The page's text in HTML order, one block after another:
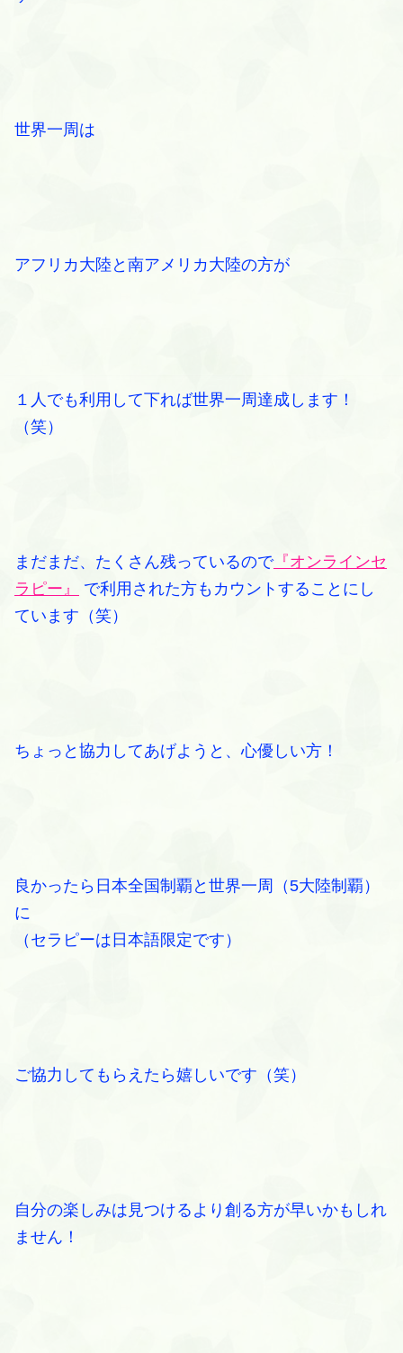
世界一周は
アフリカ大陸と南アメリカ大陸の方が
１人でも利用して下れば世界一周達成します！
（笑）
まだまだ、たくさん残っているので『オンラインセ
ラピー』
で利用された方もカウントすることにし
ています（笑）
ちょっと協力してあげようと、心優しい方！
良かったら日本全国制覇と世界一周（5大陸制覇）
に
（セラピーは日本語限定です）
ご協力してもらえたら嬉しいです（笑）
自分の楽しみは見つけるより創る方が早いかもしれ
ません！